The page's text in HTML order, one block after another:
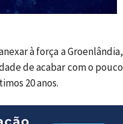
à força a Groenlândia,
de acabar com o pouco
20 anos.